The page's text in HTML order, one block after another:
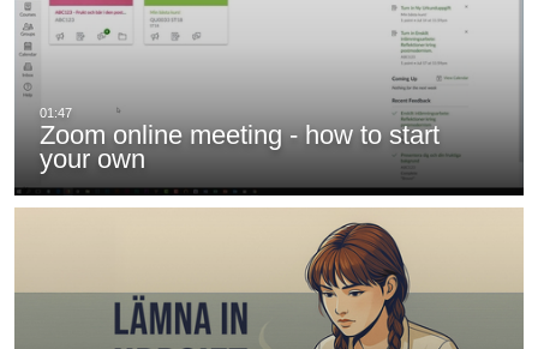
Zoom online meeting - how to start
your own